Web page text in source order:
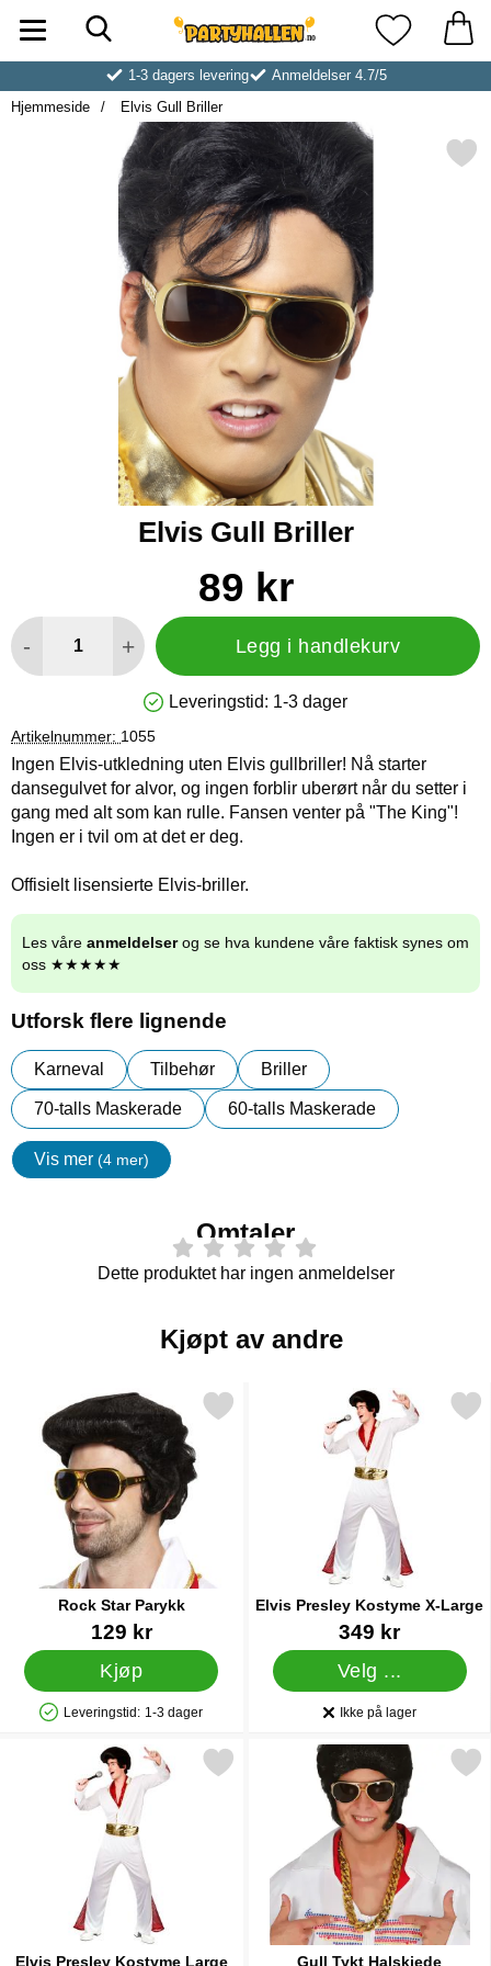
Startsiden for Partyhallen ABMine
1-3 dagers levering
Anmeldelser 4.7/5
Hjemmeside
Elvis Gull Briller
Merk elvis Gull
Elvis Gull Briller
Handle dette produktet, Elvis Gull Briller
pris
89 kr
- + Legg i handlekurv
Produkttilgjengelighet: På lager
Leveringstid: 1-3 dager
Artikelnummer: 1055
Ingen Elvis-utkledning uten Elvis gullbriller! Nå starter
dansegulvet for alvor, og ingen forblir uberørt når du setter i
gang med alt som kan rulle. Fansen venter på "The King"!
Ingen er i tvil om at det er deg.
Offisielt lisensierte Elvis-briller.
Les våre anmeldelserog se hva kundene våre faktisk synes om
oss ★★★★★
Utforsk flere lignende
Karneval Tilbehør Briller
70-talls Maskerade 60-talls Maskerade
Vis mer (4 mer)
egenskaper
Omtaler
Dette produktet har ingen anmeldelser
Kjøpt av andre
Rock Star Parykk
Varenummer 24342
129 kr
Kjøp
Produkttilgjengelighet: På lager
Leveringstid: 1-3 dager
Merk rock Star Parykk som favoritt
Elvis Presley Kostyme X-Large
Varenummer 11261
349 kr
Velg ...
Produkttilgjengelighet:
Ikke på lager
Merk elvis Presley
Elvis Presley Kostyme Large
Merk elvis Presley Kostyme Large som favoritt
Gull Tykt Halskjede
Merk gull Tykt